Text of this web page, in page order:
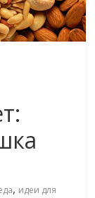
, идеи для